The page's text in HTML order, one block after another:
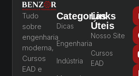
Tudo
sobre
engenharia
moderna,
Cursos
EAD e
Categorias
Dicas
Engenharia
Indústria
Links
Úteis
Nosso Site
Cursos
EAD